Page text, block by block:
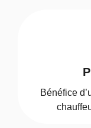
Bénéfice